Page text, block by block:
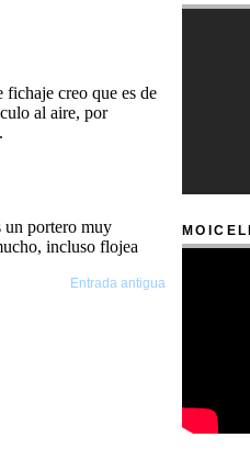
Entrada antigua